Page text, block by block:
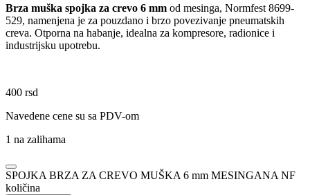
Brza muška spojka za crevo 6 mm od mesinga, Normfest 8699-
529, namenjena je za pouzdano i brzo povezivanje pneumatskih
creva. Otporna na habanje, idealna za kompresore, radionice i
industrijsku upotrebu.
400 rsd
Navedene cene su sa PDV-om
1 na zalihama
SPOJKA BRZA ZA CREVO MUŠKA 6 mm MESINGANA NF
količina